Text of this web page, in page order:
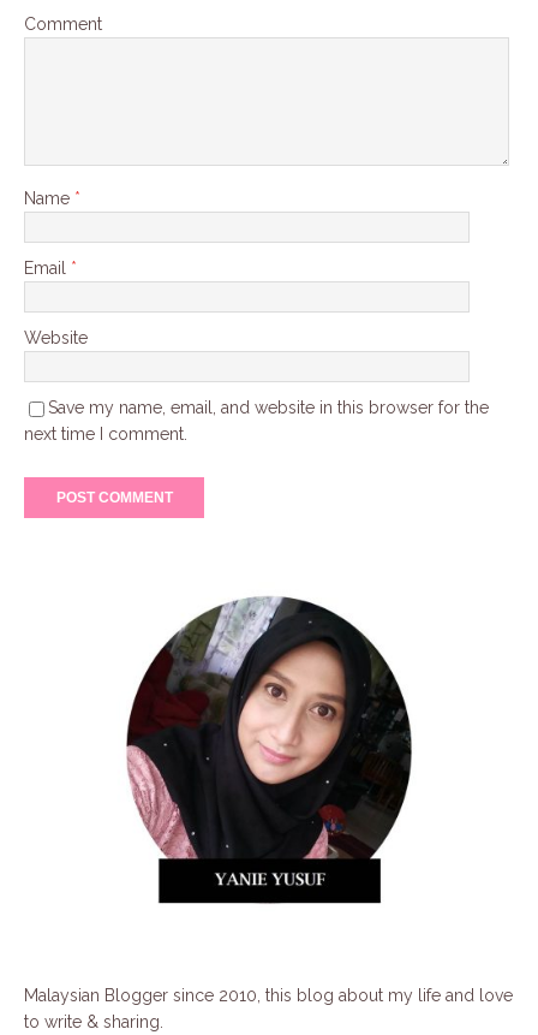
Comment
Name *
Email *
Website
Save my name, email, and website in this browser for the
next time I comment.
Malaysian Blogger since 2010, this blog about my life and love
to write & sharing.